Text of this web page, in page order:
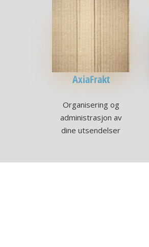
AxiaFrakt
Organisering og
administrasjon av
dine utsendelser